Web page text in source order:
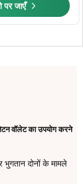
पर जाएँ
वॉलेट का उपयोग करने
दोनों के मामले